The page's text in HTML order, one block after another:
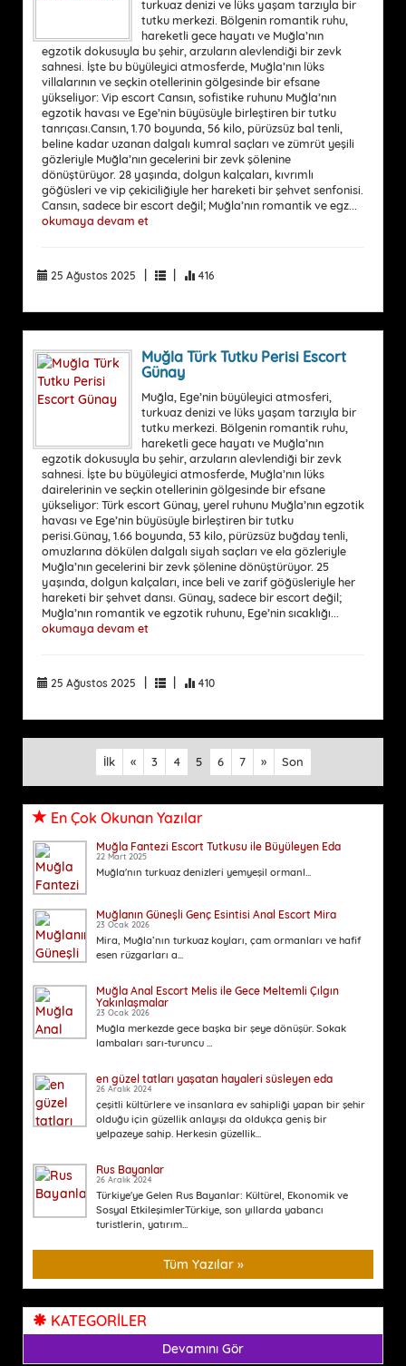
turkuaz denizi ve lüks yaşam tarzıyla bir
tutku merkezi. Bölgenin romantik ruhu,
hareketli gece hayatı ve Muğla’nın
egzotik dokusuyla bu şehir, arzuların alevlendiği bir zevk
sahnesi. İşte bu büyüleyici atmosferde, Muğla’nın lüks
villalarının ve seçkin otellerinin gölgesinde bir efsane
yükseliyor: Vip escort Cansın, sofistike ruhunu Muğla’nın
egzotik havası ve Ege’nin büyüsüyle birleştiren bir tutku
tanrıçası.Cansın, 1.70 boyunda, 56 kilo, pürüzsüz bal tenli,
beline kadar uzanan dalgalı kumral saçları ve zümrüt yeşili
gözleriyle Muğla’nın gecelerini bir zevk şölenine
dönüştürüyor. 28 yaşında, dolgun kalçaları, kıvrımlı
göğüsleri ve vip çekiciliğiyle her hareketi bir şehvet senfonisi.
Cansın, sadece bir escort değil; Muğla’nın romantik ve egz...
okumaya devam et
25 Ağustos 2025 | | 416
Muğla Türk Tutku Perisi Escort
Günay
Muğla, Ege’nin büyüleyici atmosferi,
turkuaz denizi ve lüks yaşam tarzıyla bir
tutku merkezi. Bölgenin romantik ruhu,
hareketli gece hayatı ve Muğla’nın
egzotik dokusuyla bu şehir, arzuların alevlendiği bir zevk
sahnesi. İşte bu büyüleyici atmosferde, Muğla’nın lüks
dairelerinin ve seçkin otellerinin gölgesinde bir efsane
yükseliyor: Türk escort Günay, yerel ruhunu Muğla’nın egzotik
havası ve Ege’nin büyüsüyle birleştiren bir tutku
perisi.Günay, 1.66 boyunda, 53 kilo, pürüzsüz buğday tenli,
omuzlarına dökülen dalgalı siyah saçları ve ela gözleriyle
Muğla’nın gecelerini bir zevk şölenine dönüştürüyor. 25
yaşında, dolgun kalçaları, ince beli ve zarif göğüsleriyle her
hareketi bir şehvet dansı. Günay, sadece bir escort değil;
Muğla’nın romantik ve egzotik ruhunu, Ege’nin sıcaklığı...
okumaya devam et
25 Ağustos 2025 | | 410
İlk « 3 4 5 6 7 » Son
En Çok Okunan Yazılar
Muğla Fantezi Escort Tutkusu ile Büyüleyen Eda
22 Mart 2025
Muğla'nın turkuaz denizleri yemyeşil ormanl...
Muğlanın Güneşli Genç Esintisi Anal Escort Mira
23 Ocak 2026
Mira, Muğla’nın turkuaz koyları, çam ormanları ve hafif
esen rüzgarları a...
Muğla Anal Escort Melis ile Gece Meltemli Çılgın
Yakınlaşmalar
23 Ocak 2026
Muğla merkezde gece başka bir şeye dönüşür. Sokak
lambaları sarı-turuncu ...
en güzel tatları yaşatan hayaleri süsleyen eda
26 Aralık 2024
çeşitli kültürlere ve insanlara ev sahipliği yapan bir şehir
olduğu için güzellik anlayışı da oldukça geniş bir
yelpazeye sahip. Herkesin güzellik...
Rus Bayanlar
26 Aralık 2024
Türkiye'ye Gelen Rus Bayanlar: Kültürel, Ekonomik ve
Sosyal EtkileşimlerTürkiye, son yıllarda yabancı
turistlerin, yatırım...
Tüm Yazılar »
KATEGORİLER
Devamını Gör